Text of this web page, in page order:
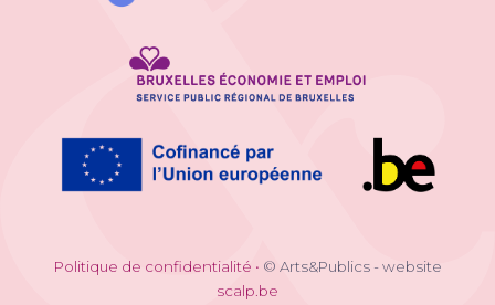
Politique de confidentialité • © Arts&Publics - website
scalp.be